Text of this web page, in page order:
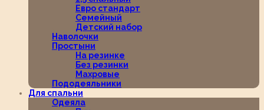
Евро стандарт
Семейный
Детский набор
Наволочки
Простыни
На резинке
Без резинки
Махровые
Пододеяльники
Для спальни
Одеяла